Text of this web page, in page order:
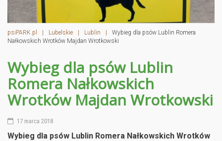
psiPARK.pl | Lubelskie | Lublin |
Wybieg dla psów Lublin Romera
Nałkowskich Wrotków Majdan Wrotkowski
Wybieg dla psów Lublin
Romera Nałkowskich
Wrotków Majdan Wrotkowski
17 marca 2018
Wybieg dla psów Lublin Romera Nałkowskich Wrotków